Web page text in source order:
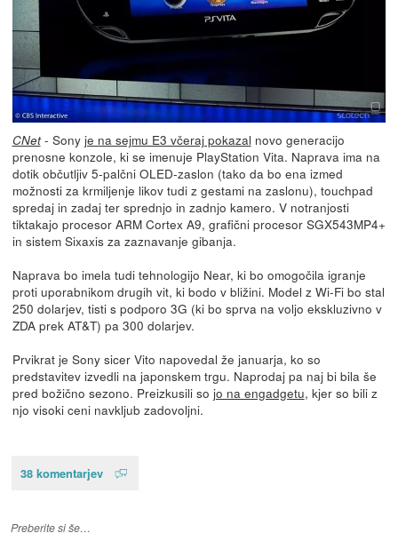
CNet- Sony je na sejmu E3 včeraj pokazal novo generacijo
prenosne konzole, ki se imenuje PlayStation Vita. Naprava ima na
dotik občutljiv 5-palčni OLED-zaslon (tako da bo ena izmed
možnosti za krmiljenje likov tudi z gestami na zaslonu), touchpad
spredaj in zadaj ter sprednjo in zadnjo kamero. V notranjosti
tiktakajo procesor ARM Cortex A9, grafični procesor SGX543MP4+
in sistem Sixaxis za zaznavanje gibanja.
Naprava bo imela tudi tehnologijo Near, ki bo omogočila igranje
proti uporabnikom drugih vit, ki bodo v bližini. Model z Wi-Fi bo stal
250 dolarjev, tisti s podporo 3G (ki bo sprva na voljo ekskluzivno v
ZDA prek AT&T) pa 300 dolarjev.
Prvikrat je Sony sicer Vito napovedal že januarja, ko so
predstavitev izvedli na japonskem trgu. Naprodaj pa naj bi bila še
pred božično sezono. Preizkusili so jo na engadgetu, kjer so bili z
njo visoki ceni navkljub zadovoljni.
38 komentarjev
Preberite si še…